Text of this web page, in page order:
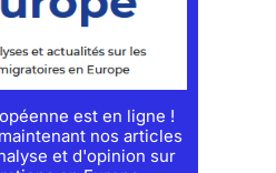
est en ligne !
nos articles
et d'opinion sur